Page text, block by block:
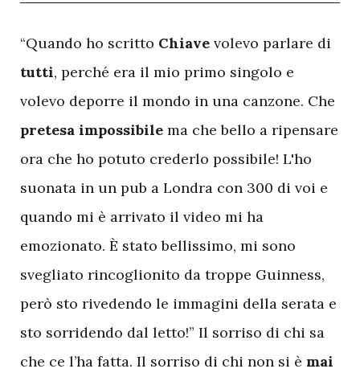
“Quando ho scritto Chiave volevo parlare di
tutti, perché era il mio primo singolo e
volevo deporre il mondo in una canzone. Che
pretesa impossibile ma che bello a ripensare
ora che ho potuto crederlo possibile! L'ho
suonata in un pub a Londra con 300 di voi e
quando mi è arrivato il video mi ha
emozionato. È stato bellissimo, mi sono
svegliato rincoglionito da troppe Guinness,
però sto rivedendo le immagini della serata e
sto sorridendo dal letto!” Il sorriso di chi sa
che ce l’ha fatta. Il sorriso di chi non si è mai